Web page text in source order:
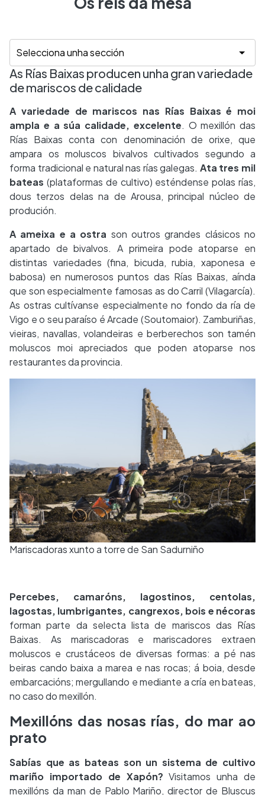
As Rías Baixas producen unha gran variedade
de mariscos de calidade
A variedade de mariscos nas Rías Baixas é moi
ampla e a súa calidade, excelente. O mexillón das
Rías Baixas conta con denominación de orixe, que
ampara os moluscos bivalvos cultivados segundo a
forma tradicional e natural nas rías galegas. Ata tres mil
bateas (plataformas de cultivo) esténdense polas rías,
dous terzos delas na de Arousa, principal núcleo de
produción.
A ameixa e a ostra son outros grandes clásicos no
apartado de bivalvos. A primeira pode atoparse en
distintas variedades (fina, bicuda, rubia, xaponesa e
babosa) en numerosos puntos das Rías Baixas, aínda
que son especialmente famosas as do Carril (Vilagarcía).
As ostras cultívanse especialmente no fondo da ría de
Vigo e o seu paraíso é Arcade (Soutomaior). Zamburiñas,
vieiras, navallas, volandeiras e berberechos son tamén
moluscos moi apreciados que poden atoparse nos
restaurantes da provincia.
Mariscadoras xunto a torre de San Sadurniño
Percebes, camaróns, lagostinos, centolas,
lagostas, lumbrigantes, cangrexos, bois e nécoras
forman parte da selecta lista de mariscos das Rías
Baixas. As mariscadoras e mariscadores extraen
moluscos e crustáceos de diversas formas: a pé nas
beiras cando baixa a marea e nas rocas; á boia, desde
embarcacións; mergullando e mediante a cría en bateas,
no caso do mexillón.
Mexillóns das nosas rías, do mar ao
prato
Sabías que as bateas son un sistema de cultivo
mariño importado de Xapón? Visitamos unha de
mexillóns da man de Pablo Mariño, director de Bluscus